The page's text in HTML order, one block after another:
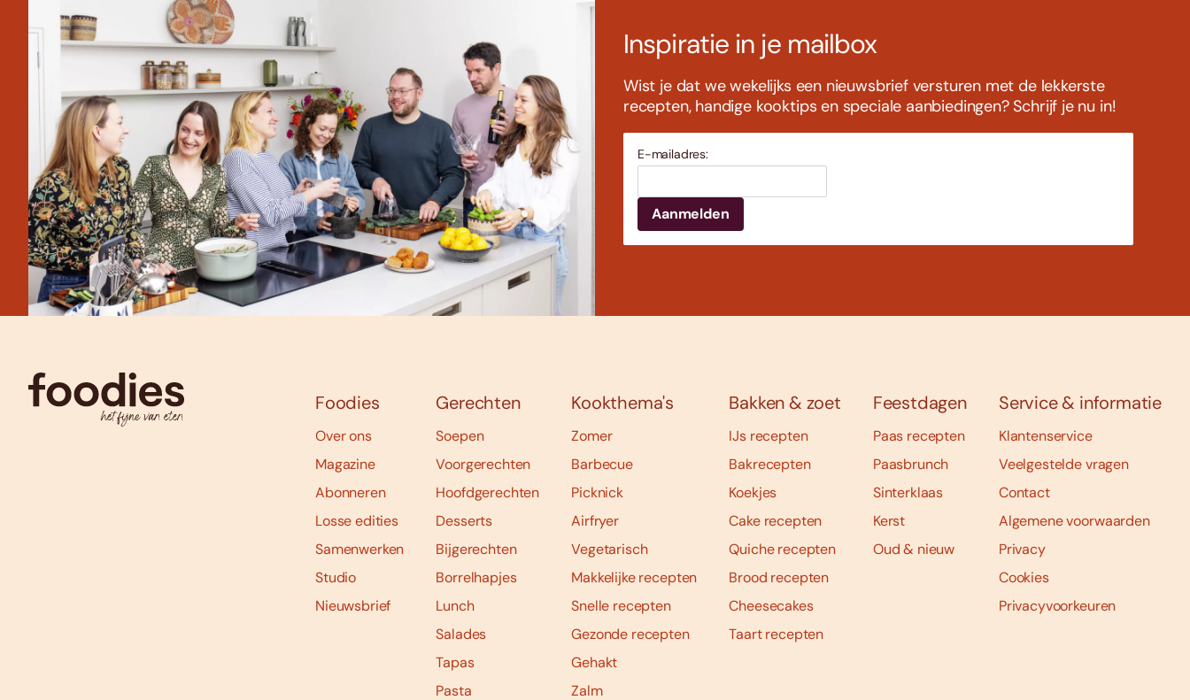
Inspiratie in je mailbox
Wist je dat we wekelijks een nieuwsbrief versturen met de lekkerste
recepten, handige kooktips en speciale aanbiedingen? Schrijf je nu in!
E-mailadres:
Foodies
Over ons
Magazine
Abonneren
Losse edities
Samenwerken
Studio
Nieuwsbrief
Gerechten
Soepen
Voorgerechten
Hoofdgerechten
Desserts
Bijgerechten
Borrelhapjes
Lunch
Salades
Tapas
Pasta
Kookthema's
Zomer
Barbecue
Picknick
Airfryer
Vegetarisch
Makkelijke recepten
Snelle recepten
Gezonde recepten
Gehakt
Zalm
Bakken & zoet
IJs recepten
Bakrecepten
Koekjes
Cake recepten
Quiche recepten
Brood recepten
Cheesecakes
Taart recepten
Feestdagen
Paas recepten
Paasbrunch
Sinterklaas
Kerst
Oud & nieuw
Service & informatie
Klantenservice
Veelgestelde vragen
Contact
Algemene voorwaarden
Privacy
Cookies
Privacyvoorkeuren